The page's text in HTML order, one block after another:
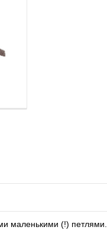
маленькими (!) петлями.